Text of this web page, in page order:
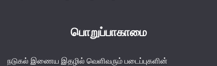
பொறுப்பாகாமை
நடுகல் இணைய இதழில் வெளிவரும் படைப்புகளின்